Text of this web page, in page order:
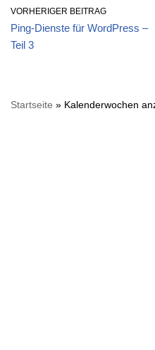
VORHERIGER BEITRAG
Ping-Dienste für WordPress –
Teil 3
Startseite » Kalenderwochen